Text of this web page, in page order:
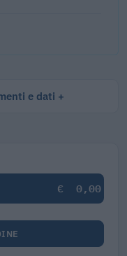
e dati
€ 0,00